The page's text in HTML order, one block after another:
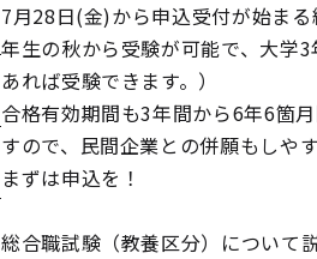
7月28日(金)から申込受付が始ま
年生の秋から受験が可能で、大学
あれば受験できます。）
合格有効期間も3年間から6年6箇
すので、民間企業との併願もしや
まずは申込を！
総合職試験（教養区分）について